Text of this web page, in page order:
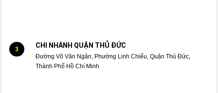
3 CHI NHÁNH QUẬN THỦ ĐỨC
Đường Võ Văn Ngân, Phường Linh Chiểu, Quận Thủ Đức,
Thành Phố Hồ Chí Minh